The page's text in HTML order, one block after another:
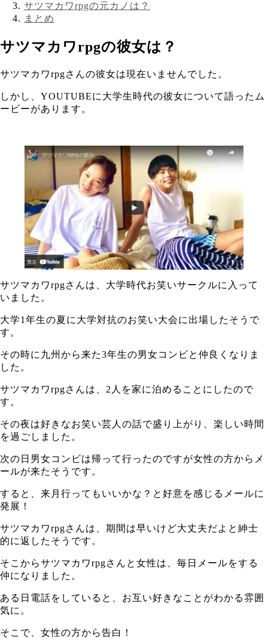
サツマカワrpgの元カノは？
まとめ
サツマカワrpgの彼女は？
サツマカワrpgさんの彼女は現在いませんでした。
しかし、YOUTUBEに大学生時代の彼女について語ったム
ービーがあります。
サツマカワrpgさんは、大学時代お笑いサークルに入って
いました。
大学1年生の夏に大学対抗のお笑い大会に出場したそうで
す。
その時に九州から来た3年生の男女コンビと仲良くなりま
した。
サツマカワrpgさんは、2人を家に泊めることにしたので
す。
その夜は好きなお笑い芸人の話で盛り上がり、楽しい時間
を過ごしました。
次の日男女コンビは帰って行ったのですが女性の方からメ
ールが来たそうです。
すると、来月行ってもいいかな？と好意を感じるメールに
発展！
サツマカワrpgさんは、期間は早いけど大丈夫だよと紳士
的に返したそうです。
そこからサツマカワrpgさんと女性は、毎日メールをする
仲になりました。
ある日電話をしていると、お互い好きなことがわかる雰囲
気に。
そこで、女性の方から告白！